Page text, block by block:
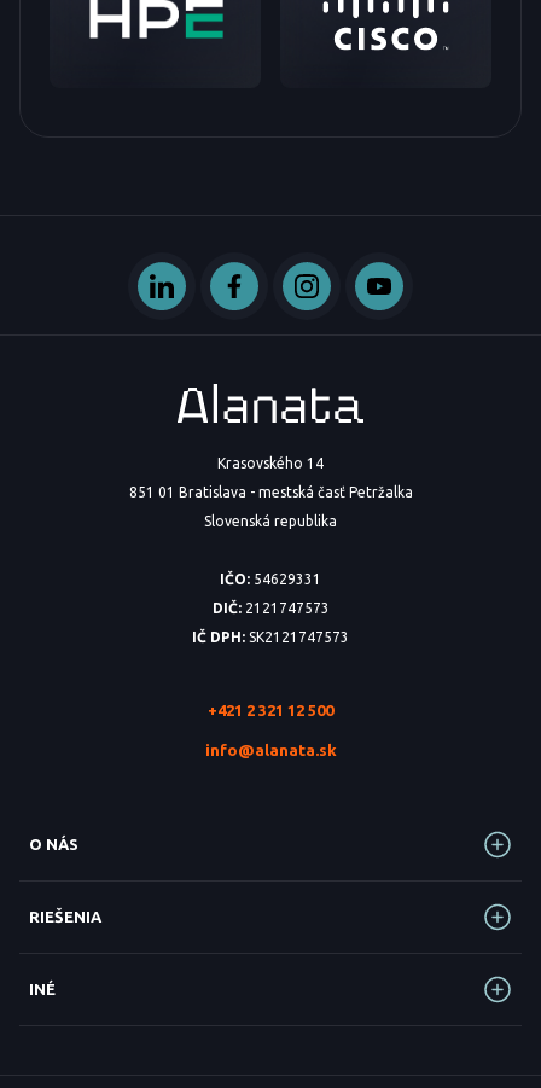
Krasovského 14
851 01 Bratislava - mestská časť Petržalka
Slovenská republika
IČO: 54629331
DIČ:2121747573
IČ DPH: SK2121747573
+421 2 321 12 500
info@alanata.sk
O NÁS
RIEŠENIA
INÉ